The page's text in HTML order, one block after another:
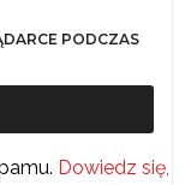
PODCZAS
Dowiedz się,